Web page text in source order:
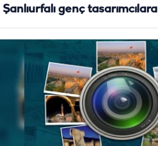
Şanlıurfalı genç